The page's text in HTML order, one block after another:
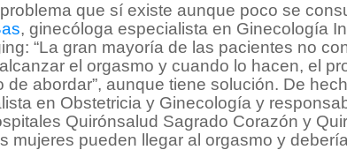
que sí existe aunque poco se
, ginecóloga especialista en Ginecología
“La gran mayoría de las pacientes no
el orgasmo y cuando lo hacen, el
de abordar”, aunque tiene solución. De
en Obstetricia y Ginecología y
Quirónsalud Sagrado Corazón y
mujeres pueden llegar al orgasmo y